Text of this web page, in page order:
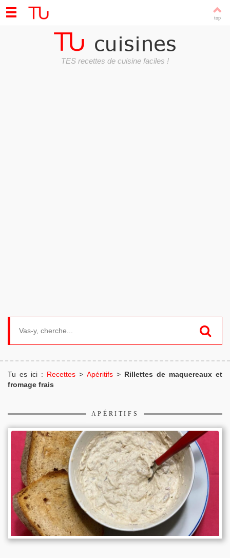
TES recettes de cuisine faciles !
Tu es ici : Recettes > Apéritifs> Rillettes de maquereaux et
fromage frais
APÉRITIFS